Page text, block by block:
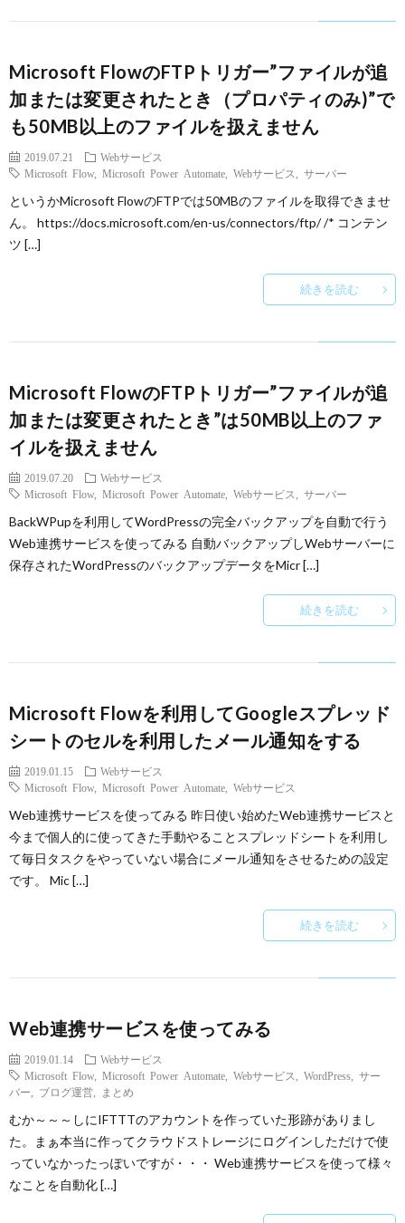
Microsoft FlowのFTPトリガー”ファイルが追
加または変更されたとき（プロパティのみ)”で
も50MB以上のファイルを扱えません
2019.07.21
Webサービス
Microsoft Flow, Microsoft Power Automate Webサービス サーバー
というかMicrosoft FlowのFTPでは50MBのファイルを取得できませ
ん。 https://docs.microsoft.com/en-us/connectors/ftp/ /* コンテン
ツ […]
続きを読む
Microsoft FlowのFTPトリガー”ファイルが追
加または変更されたとき”は50MB以上のファ
イルを扱えません
2019.07.20
Webサービス
Microsoft Flow, Microsoft Power Automate Webサービス サーバー
BackWPupを利用してWordPressの完全バックアップを自動で行う
Web連携サービスを使ってみる 自動バックアップしWebサーバーに
保存されたWordPressのバックアップデータをMicr […]
続きを読む
Microsoft Flowを利用してGoogleスプレッド
シートのセルを利用したメール通知をする
2019.01.15
Webサービス
Microsoft Flow, Microsoft Power Automate Webサービス
Web連携サービスを使ってみる 昨日使い始めたWeb連携サービスと
今まで個人的に使ってきた手動やることスプレッドシートを利用し
て毎日タスクをやっていない場合にメール通知をさせるための設定
です。 Mic […]
続きを読む
Web連携サービスを使ってみる
2019.01.14
Webサービス
Microsoft Flow, Microsoft Power Automate Webサービス WordPress
サー
バー
ブログ運営 まとめ
むか～～～しにIFTTTのアカウントを作っていた形跡がありまし
た。まぁ本当に作ってクラウドストレージにログインしただけで使
っていなかったっぽいですが・・・ Web連携サービスを使って様々
なことを自動化 […]